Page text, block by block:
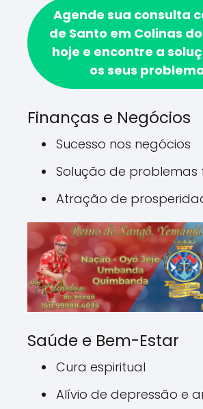
Agende sua consulta
de Santo em Colinas
hoje e encontre a
os seus
Finanças e Negócios
Sucesso nos negócios
Solução de problemas
Atração de
Saúde e Bem-Estar
Cura espiritual
Alívio de depressão e